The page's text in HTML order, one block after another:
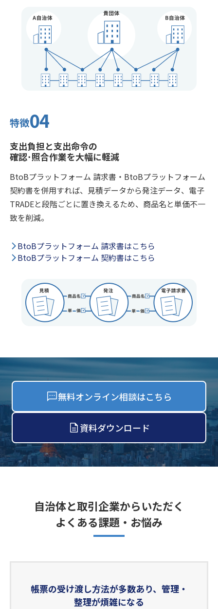
特徴04
支出負担と支出命令の
確認･照合作業を大幅に軽減
BtoBプラットフォーム 請求書・BtoBプラットフォーム
契約書を併用すれば、見積データから発注データ、電子
TRADEと段階ごとに置き換えるため、商品名と単価不一
致を削減。
BtoBプラットフォーム 請求書はこちら
BtoBプラットフォーム 契約書はこちら
無料オンライン相談はこちら
資料ダウンロード
自治体と取引企業からいただく
よくある課題・お悩み
帳票の受け渡し方法が多数あり、管理・
整理が煩雑になる